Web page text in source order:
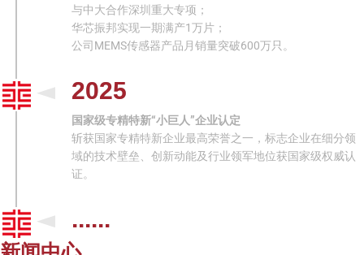
与中大合作深圳重大专项；
华芯振邦实现一期满产1万片；
公司MEMS传感器产品月销量突破600万只。
2025
国家级专精特新“小巨人”企业认定
斩获国家专精特新企业最高荣誉之一，标志企业在细分领
域的技术壁垒、创新动能及行业领军地位获国家级权威认
证。
......